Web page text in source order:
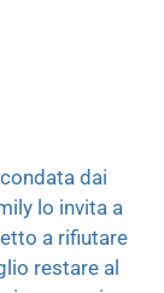
dai
lo invita a
a rifiutare
restare al